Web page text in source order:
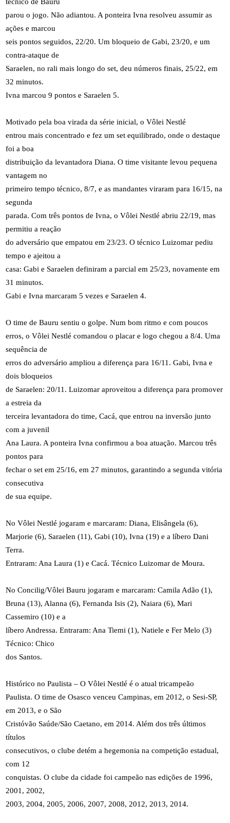
parou o jogo. Não adiantou. A ponteira Ivna resolveu assumir as
ações e marcou
seis pontos seguidos, 22/20. Um bloqueio de Gabi, 23/20, e um
contra-ataque de
Saraelen, no rali mais longo do set, deu números finais, 25/22, em
32 minutos.
Ivna marcou 9 pontos e Saraelen 5.
Motivado pela boa virada da série inicial, o Vôlei Nestlé
entrou mais concentrado e fez um set equilibrado, onde o destaque
foi a boa
distribuição da levantadora Diana. O time visitante levou pequena
vantagem no
primeiro tempo técnico, 8/7, e as mandantes viraram para 16/15, na
segunda
parada. Com três pontos de Ivna, o Vôlei Nestlé abriu 22/19, mas
permitiu a reação
do adversário que empatou em 23/23. O técnico Luizomar pediu
tempo e ajeitou a
casa: Gabi e Saraelen definiram a parcial em 25/23, novamente em
31 minutos.
Gabi e Ivna marcaram 5 vezes e Saraelen 4.
O time de Bauru sentiu o golpe. Num bom ritmo e com poucos
erros, o Vôlei Nestlé comandou o placar e logo chegou a 8/4. Uma
sequência de
erros do adversário ampliou a diferença para 16/11. Gabi, Ivna e
dois bloqueios
de Saraelen: 20/11. Luizomar aproveitou a diferença para promover
a estreia da
terceira levantadora do time, Cacá, que entrou na inversão junto
com a juvenil
Ana Laura. A ponteira Ivna confirmou a boa atuação. Marcou três
pontos para
fechar o set em 25/16, em 27 minutos, garantindo a segunda vitória
consecutiva
de sua equipe.
No Vôlei Nestlé jogaram e marcaram: Diana, Elisângela (6),
Marjorie (6), Saraelen (11), Gabi (10), Ivna (19) e a líbero Dani
Terra.
Entraram: Ana Laura (1) e Cacá. Técnico Luizomar de Moura.
No Concilig/Vôlei Bauru jogaram e marcaram: Camila Adão (1),
Bruna (13), Alanna (6), Fernanda Isis (2), Naiara (6), Mari
Cassemiro (10) e a
líbero Andressa. Entraram: Ana Tiemi (1), Natiele e Fer Melo (3)
Técnico: Chico
dos Santos.
Histórico no Paulista – O Vôlei Nestlé é o atual tricampeão
Paulista. O time de Osasco venceu Campinas, em 2012, o Sesi-SP,
em 2013, e o São
Cristóvão Saúde/São Caetano, em 2014. Além dos três últimos
títulos
consecutivos, o clube detém a hegemonia na competição estadual,
com 12
conquistas. O clube da cidade foi campeão nas edições de 1996,
2001, 2002,
2003, 2004, 2005, 2006, 2007, 2008, 2012, 2013, 2014.